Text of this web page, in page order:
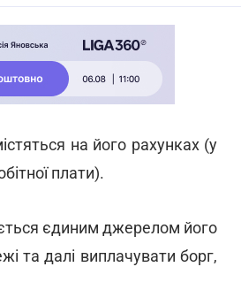
на його рахунках (у
плати).
єдиним джерелом його
та далі виплачувати борг,